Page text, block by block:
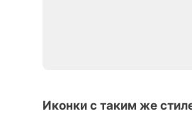
Иконки с таким же